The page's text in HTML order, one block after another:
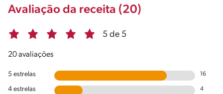
Avaliação da receita (20)
5 de 5
20 avaliações
5 estrelas 16
4 estrelas 4